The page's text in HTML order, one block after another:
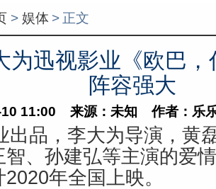
> 娱体 > 正文
为迅视影业《欧巴
阵容强大
10 11:00 来源：未知 作者：乐
出品，李大为导演，黄
智、孙建弘等主演的爱
2020年全国上映。